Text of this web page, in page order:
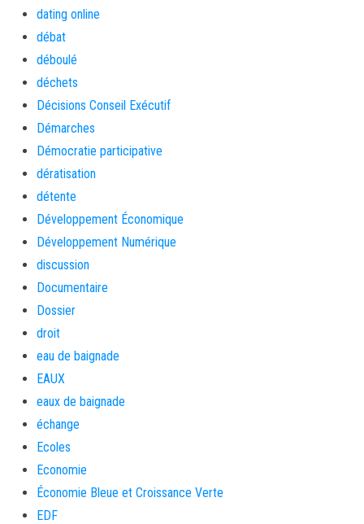
dating online
débat
déboulé
déchets
Décisions Conseil Exécutif
Démarches
Démocratie participative
dératisation
détente
Développement Économique
Développement Numérique
discussion
Documentaire
Dossier
droit
eau de baignade
EAUX
eaux de baignade
échange
Ecoles
Economie
Économie Bleue et Croissance Verte
EDF